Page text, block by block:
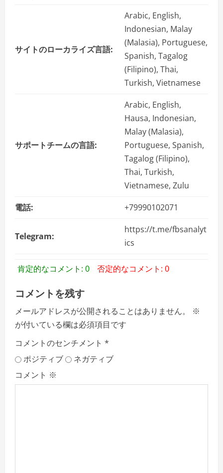
サイトのローカライズ言語:
Arabic, English,
Indonesian, Malay
(Malasia), Portuguese,
Spanish, Tagalog
(Filipino), Thai,
Turkish, Vietnamese
サポートチームの言語:
Arabic, English,
Hausa, Indonesian,
Malay (Malasia),
Portuguese, Spanish,
Tagalog (Filipino),
Thai, Turkish,
Vietnamese, Zulu
電話:
+79990102071
Telegram:
https://t.me/fbsanalyt
ics
肯定的なコメント: 0 否定的なコメント: 0
コメントを残す
メールアドレスが公開されることはありません。
※
が付いている欄は必須項目です
コメントのセンチメント *
ポジティブ
ネガティブ
コメント ※